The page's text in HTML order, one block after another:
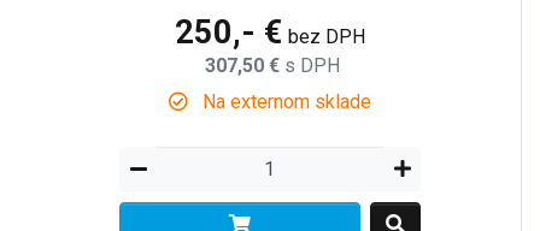
250,- € bez DPH
307,50 € s DPH
Na externom sklade